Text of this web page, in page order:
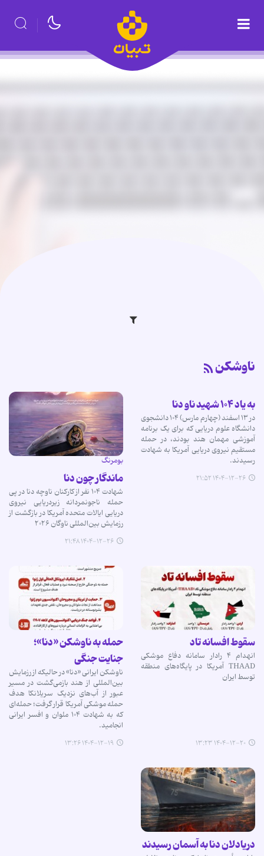
ناوشکن
به یاد ۱۰۴ شهید ناو دنا
در ۱۳ اسفند (چهارم مارس) ۱۰۴ دانشجوی
دانشگاه علوم دریایی که برای یک برنامه
آموزشی مهمان هند بودند، در حمله
مستقیم نیروی دریایی آمریکا به شهادت
رسیدند.
۱۴۰۴-۱۲-۲۶ ۲۱:۵۲
بومرنگ
ماندگار چون دنا
شهادت ۱۰۴ نفر از کارکنان ناوچه دنا در پی
حمله ناجونمردانه زیردریایی نیروی
دریایی ایالات متحده آمریکا در بازگشت از
رزمایش بین‌المللی ناوگان ۲۰۲۶
۱۴۰۴-۱۲-۲۶ ۲۱:۴۸
سقوط افسانه تاد
انهدام ۴ رادار سامانه دفاع موشکی
THAAD آمریکا در پایگاه‌های منطقه
توسط ایران
۱۴۰۴-۱۲-۲۰ ۱۳:۲۳
حمله به ناوشکن «دنا»؛
جنایت جنگی
ناوشکن ایرانی «دنا» در حالیکه از رزمایش
بین‌المللی از هند بازمی‌گشت در مسیر
عبور از آب‌های نزدیک سریلانکا هدف
حمله موشکی آمریکا قرار گرفت؛ حمله‌ای
که به شهادت ۱۰۴ ملوان و افسر ایرانی
انجامید.
۱۴۰۴-۱۲-۱۹ ۱۳:۲۶
دریادلان دنا به آسمان رسیدند